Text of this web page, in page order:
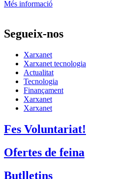
d'assessorament i acompanyament
Segueix-nos
Xarxanet
Xarxanet tecnologia
Actualitat
Tecnologia
Finançament
Xarxanet
Fes Voluntariat!
Ofertes de feina